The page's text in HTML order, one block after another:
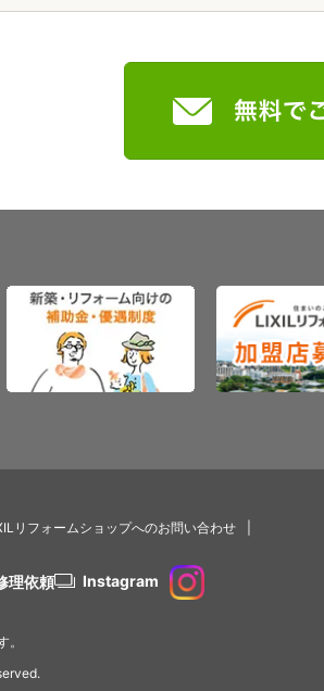
リフォームショップへのお問い合わせ
理依頼 Instagram